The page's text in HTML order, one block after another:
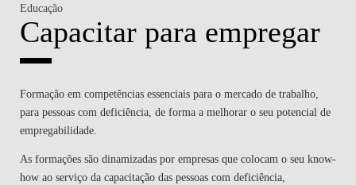
Educação
Capacitar para empregar
Formação em competências essenciais para o mercado de trabalho,
para pessoas com deficiência, de forma a melhorar o seu potencial de
empregabilidade.
As formações são dinamizadas por empresas que colocam o seu know-
how ao serviço da capacitação das pessoas com deficiência,